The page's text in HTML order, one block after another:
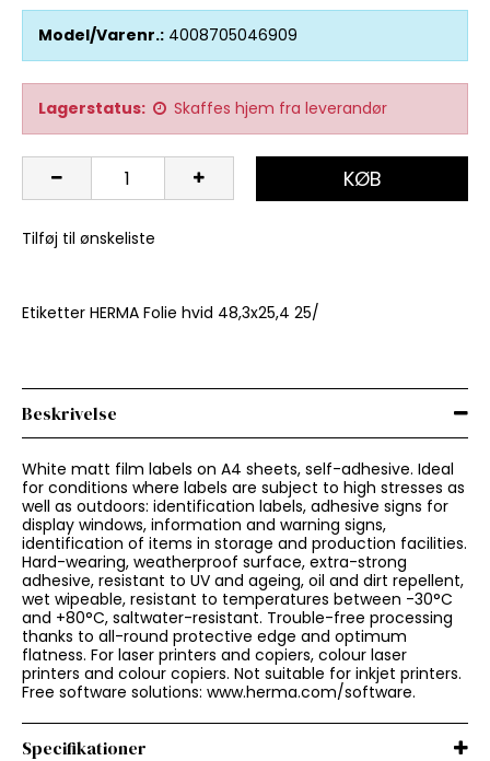
Model/Varenr.: 4008705046909
Lagerstatus: Skaffes hjem fra leverandør
KØB
Tilføj til ønskeliste
Etiketter HERMA Folie hvid 48,3x25,4 25/
Beskrivelse
White matt film labels on A4 sheets, self-adhesive. Ideal
for conditions where labels are subject to high stresses as
well as outdoors: identification labels, adhesive signs for
display windows, information and warning signs,
identification of items in storage and production facilities.
Hard-wearing, weatherproof surface, extra-strong
adhesive, resistant to UV and ageing, oil and dirt repellent,
wet wipeable, resistant to temperatures between -30°C
and +80°C, saltwater-resistant. Trouble-free processing
thanks to all-round protective edge and optimum
flatness. For laser printers and copiers, colour laser
printers and colour copiers. Not suitable for inkjet printers.
Free software solutions: www.herma.com/software.
Specifikationer